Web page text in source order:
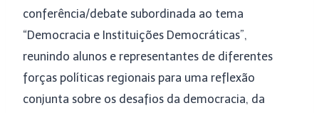
conferência/debate subordinada ao tema
“Democracia e Instituições Democráticas”,
reunindo alunos e representantes de diferentes
forças políticas regionais para uma reflexão
conjunta sobre os desafios da democracia, da